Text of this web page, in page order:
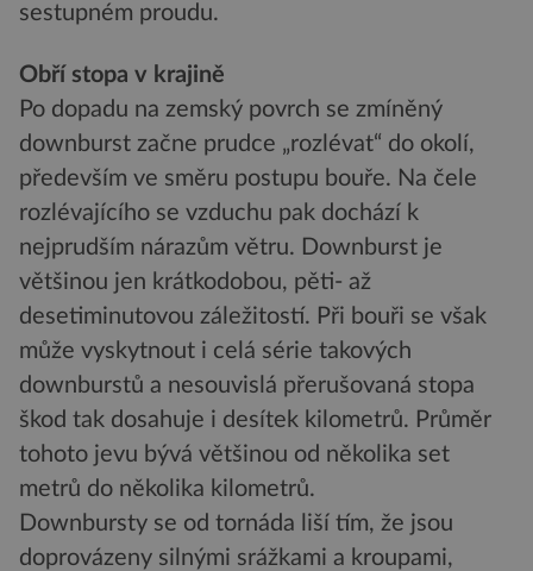
sestupném proudu.
Obří stopa v krajině
Po dopadu na zemský povrch se zmíněný
downburst začne prudce „rozlévat“ do okolí,
především ve směru postupu bouře. Na čele
rozlévajícího se vzduchu pak dochází k
nejprudším nárazům větru. Downburst je
většinou jen krátkodobou, pěti- až
desetiminutovou záležitostí. Při bouři se však
může vyskytnout i celá série takových
downburstů a nesouvislá přerušovaná stopa
škod tak dosahuje i desítek kilometrů. Průměr
tohoto jevu bývá většinou od několika set
metrů do několika kilometrů.
Downbursty se od tornáda liší tím, že jsou
doprovázeny silnými srážkami a kroupami,